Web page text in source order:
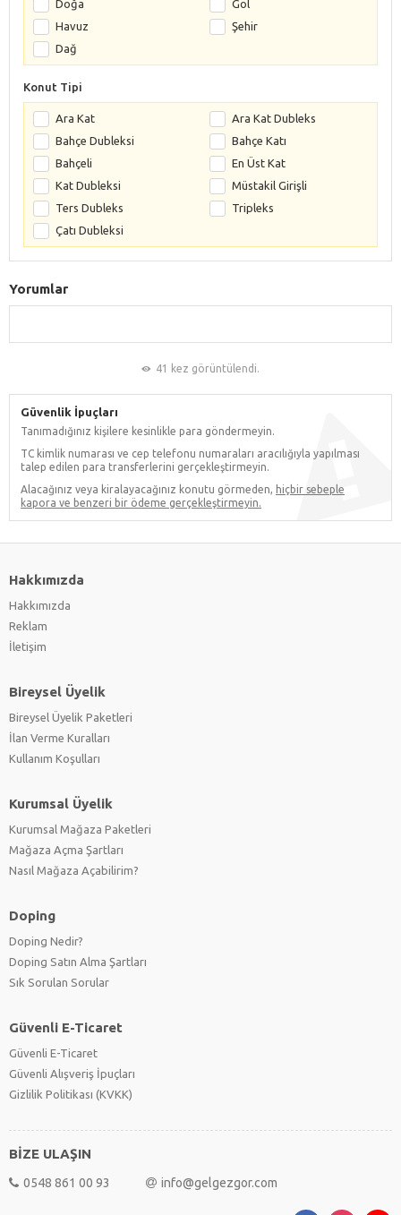
Doğa
Göl
Havuz
Şehir
Dağ
Konut Tipi
Ara Kat
Ara Kat Dubleks
Bahçe Dubleksi
Bahçe Katı
Bahçeli
En Üst Kat
Kat Dubleksi
Müstakil Girişli
Ters Dubleks
Tripleks
Çatı Dubleksi
Yorumlar
41 kez görüntülendi.
Güvenlik İpuçları
Tanımadığınız kişilere kesinlikle para göndermeyin.
TC kimlik numarası ve cep telefonu numaraları aracılığıyla yapılması
talep edilen para transferlerini gerçekleştirmeyin.
Alacağınız veya kiralayacağınız konutu görmeden, hiçbir sebeple
kapora ve benzeri bir ödeme gerçekleştirmeyin.
Hakkımızda
Hakkımızda
Reklam
İletişim
Bireysel Üyelik
Bireysel Üyelik Paketleri
İlan Verme Kuralları
Kullanım Koşulları
Kurumsal Üyelik
Kurumsal Mağaza Paketleri
Mağaza Açma Şartları
Nasıl Mağaza Açabilirim?
Doping
Doping Nedir?
Doping Satın Alma Şartları
Sık Sorulan Sorular
Güvenli E-Ticaret
Güvenli E-Ticaret
Güvenli Alışveriş İpuçları
Gizlilik Politikası (KVKK)
BİZE ULAŞIN
0548 861 00 93 info@gelgezgor.com